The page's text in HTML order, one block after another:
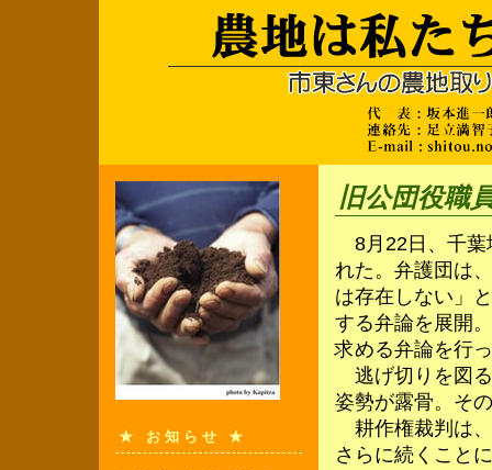
★ お知らせ ★
旧公団役職
8月22日、千葉
れた。弁護団は
は存在しない」
する弁論を展開
求める弁論を行
逃げ切りを図
姿勢が露骨。そ
耕作権裁判は
さらに続くこと